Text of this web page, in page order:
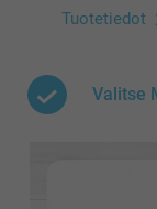
Tuotetiedot
Valitse